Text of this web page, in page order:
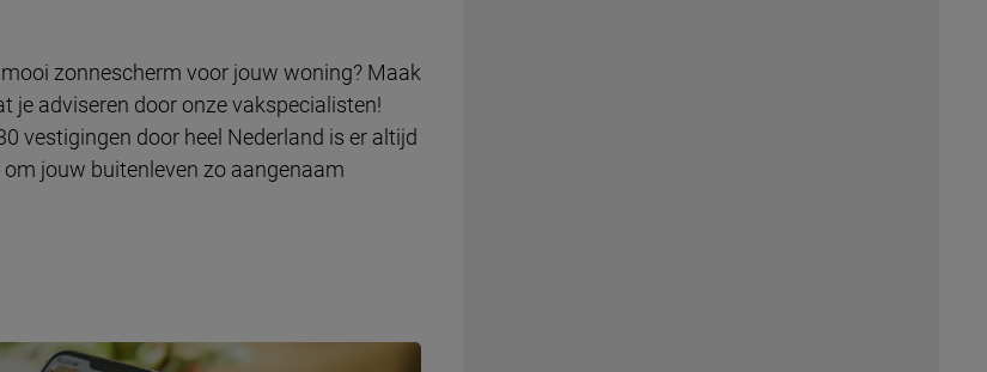
zonnescherm voor jouw woning? Maak
je adviseren door onze vakspecialisten!
vestigingen door heel Nederland is er altijd
jouw buitenleven zo aangenaam